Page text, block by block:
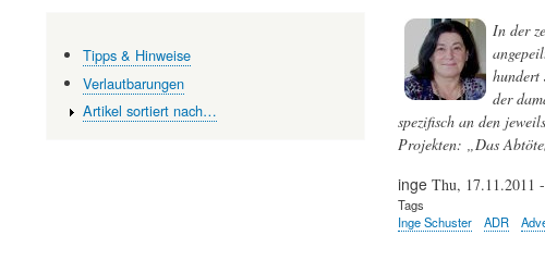
In der
hundert
der
spezifisch an den
Projekten: „Das
inge Thu, 17.11.2011
Tags
Inge Schuster
ADR
Tipps & Hinweise
Verlautbarungen
Artikel sortiert nach…